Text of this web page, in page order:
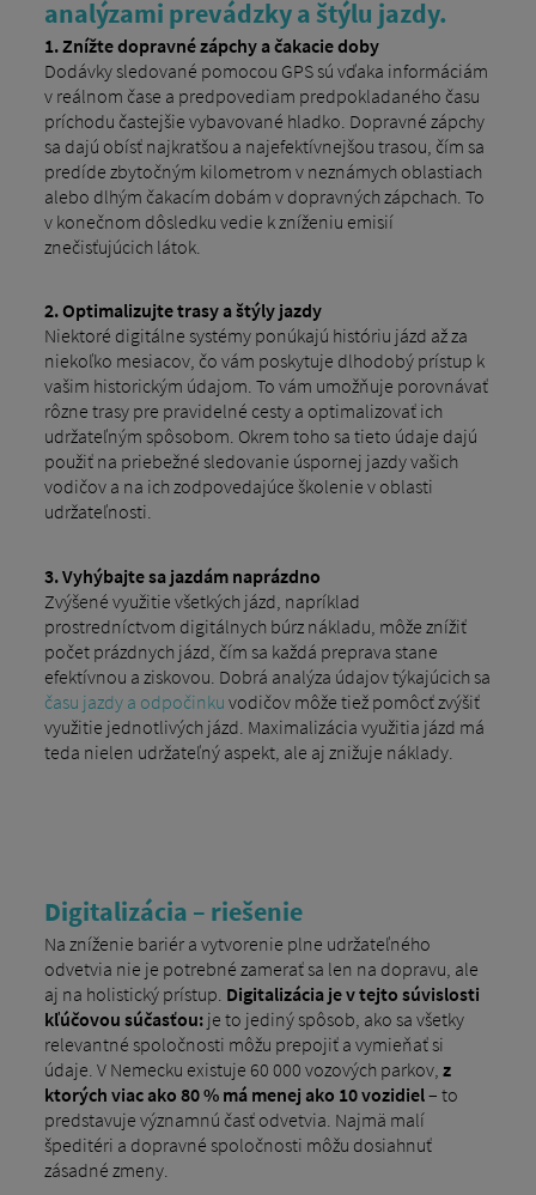
analýzami prevádzky a štýlu jazdy.
1. Znížte dopravné zápchy a čakacie doby
Dodávky sledované pomocou GPS sú vďaka informáciám
v reálnom čase a predpovediam predpokladaného času
príchodu častejšie vybavované hladko. Dopravné zápchy
sa dajú obísť najkratšou a najefektívnejšou trasou, čím sa
predíde zbytočným kilometrom v neznámych oblastiach
alebo dlhým čakacím dobám v dopravných zápchach. To
v konečnom dôsledku vedie k zníženiu emisií
znečisťujúcich látok.
2. Optimalizujte trasy a štýly jazdy
Niektoré digitálne systémy ponúkajú históriu jázd až za
niekoľko mesiacov, čo vám poskytuje dlhodobý prístup k
vašim historickým údajom. To vám umožňuje porovnávať
rôzne trasy pre pravidelné cesty a optimalizovať ich
udržateľným spôsobom. Okrem toho sa tieto údaje dajú
použiť na priebežné sledovanie úspornej jazdy vašich
vodičov a na ich zodpovedajúce školenie v oblasti
udržateľnosti.
3.Vyhýbajte sa jazdám naprázdno
Zvýšené využitie všetkých jázd, napríklad
prostredníctvom digitálnych búrz nákladu, môže znížiť
počet prázdnych jázd, čím sa každá preprava stane
efektívnou a ziskovou. Dobrá analýza údajov týkajúcich sa
času jazdy a odpočinku vodičov môže tiež pomôcť zvýšiť
využitie jednotlivých jázd. Maximalizácia využitia jázd má
teda nielen udržateľný aspekt, ale aj znižuje náklady.
Digitalizácia – riešenie
Na zníženie bariér a vytvorenie plne udržateľného
odvetvia nie je potrebné zamerať sa len na dopravu, ale
aj na holistický prístup. Digitalizácia je v tejto súvislosti
kľúčovou súčasťou:je to jediný spôsob, ako sa všetky
relevantné spoločnosti môžu prepojiť a vymieňať si
údaje. V Nemecku existuje 60 000 vozových parkov, z
ktorých viac ako 80 % má menej ako 10 vozidiel– to
predstavuje významnú časť odvetvia. Najmä malí
špeditéri a dopravné spoločnosti môžu dosiahnuť
zásadné zmeny.